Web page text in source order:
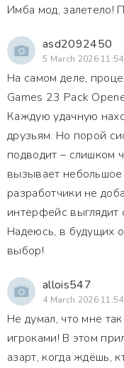
Имба мод, залетело!
asd2092450
5 March 2026 11:54
На самом деле,
Games 23 Pack
Каждую удачную
друзьям. Но порой
подводит – слишком
вызывает
разработчики не
интерфейс выглядит
Надеюсь, в будущих
выбор!
allois547
4 March 2026 11:54
Не думал, что мне
игроками! В этом
азарт, когда ждёшь,